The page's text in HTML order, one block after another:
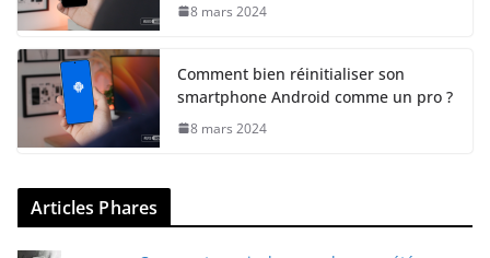
8 mars 2024
Comment bien réinitialiser son
smartphone Android comme un pro ?
8 mars 2024
Articles Phares